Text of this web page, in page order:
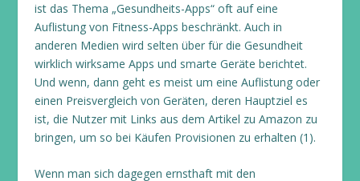
ist das Thema „Gesundheits-Apps“ oft auf eine
Auflistung von Fitness-Apps beschränkt. Auch in
anderen Medien wird selten über für die Gesundheit
wirklich wirksame Apps und smarte Geräte berichtet.
Und wenn, dann geht es meist um eine Auflistung oder
einen Preisvergleich von Geräten, deren Hauptziel es
ist, die Nutzer mit Links aus dem Artikel zu Amazon zu
bringen, um so bei Käufen Provisionen zu erhalten (1).
Wenn man sich dagegen ernsthaft mit den